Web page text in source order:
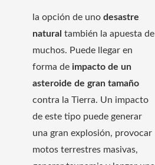
la opción de uno desastre
natural también la apuesta de
muchos. Puede llegar en
forma de impacto de un
asteroide de gran tamaño
contra la Tierra. Un impacto
de este tipo puede generar
una gran explosión, provocar
motos terrestres masivas,